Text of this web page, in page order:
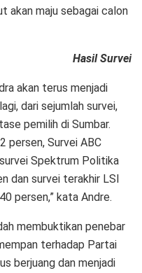
akan maju sebagai calon
Hasil Survei
akan terus menjadi
dari sejumlah survei,
pemilih di Sumbar.
persen, Survei ABC
Spektrum Politika
dan survei terakhir LSI
persen,” kata Andre.
membuktikan penebar
terhadap Partai
berjuang dan menjadi